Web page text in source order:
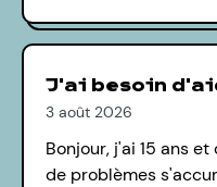
J'ai besoin
3 août 2026
Bonjour, j'ai 15 ans
de problèmes